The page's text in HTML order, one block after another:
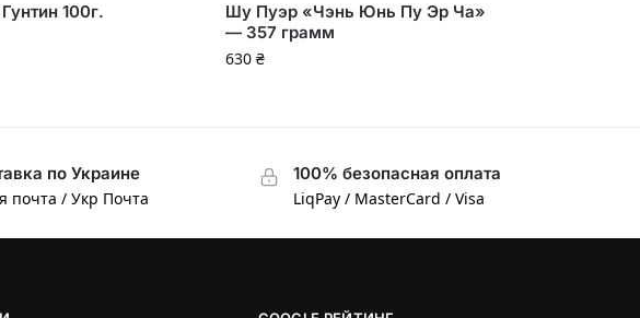
100г.
Шу Пуэр «Чэнь Юнь Пу Эр Ча»
— 357 грамм
630₴
по Украине
почта / Укр Почта
100% безопасная оплата
LiqPay / MasterCard / Visa